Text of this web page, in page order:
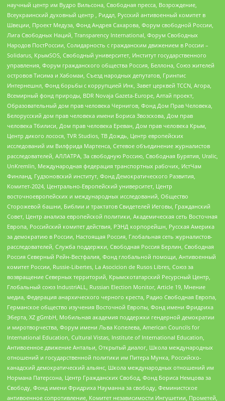
научный центр им Вудро Вильсона, Свободная пресса, Возрождение,
Всеукраинский духовный центр , Риддл, Русский антивоенный комитет в
Швеции, Проект Медуза, Фонд Андрея Сахарова, Форум свободной России,
Лига Свободных Наций, Transparеncy International, Форум Свободных
Народов ПостРоссии, Солидарность с гражданским движением в России –
Solidarus, КрымSOS, Свободный университет, Институт государственного
управления, Форум гражданского общества Россия, Беллона, Союз жителей
островов Тисима и Хабомаи, Съезд народных депутатов, Гринпис
Интернешнл, Фонд борьбы с коррупцией Инк, Завет церквей TCCN, Агора,
Всемирный фонд природы, BDR Novaja Gazeta-Europe, Алтай проект,
Образовательный дом прав человека Чернигов, Фонд Дом Прав Человека,
Белорусский дом прав человека имени Бориса Звозскова, Дом прав
человека Тбилиси, Дом прав человека Ереван, Дом прав человека Крым,
Центр дикого лосося, TVR Studios, ТВ Дождь, Центр европейских
исследований им Вилфрида Мартенса, Сетевое объединение журналистов
расследователей, АЛЛАТРА, За свободную Россию, Свободная Бурятия, Uralic,
UnKremlin, Международная федерация транспортных рабочих, ИстЧам
Финланд, Гудзоновский институт, Фонд Демократического Развития,
Комитет-2024, Центрально-Европейский университет, Центр
восточноевропейских и международных исследований, Общество
Сторожевой башни, Библии и трактатов Свидетелей Иеговы, Гражданский
Совет, Центр анализа европейской политики, Академическая сеть Восточная
Европа, Российский комитет действия, РЭНД корпорейшн, Русская Америка
за демократию в России, Настоящая Россия, Глобальная сеть журналистов-
расследователей, Служба поддержки, Свободная Россия Берлин, Свободная
Россия Северный Рейн-Вестфалия, Фонд глобальной помощи, Антивоенный
комитет России, Russie-Libertes, La Asocicion de Rusos Libres, Союз за
возвращение Северных территорий, Крымскотатарский Ресурсный Центр,
Глобальный союз IndustriALL, Russian Election Monitor, Article 19, Мнение
медиа, Федерация анархического черного креста, Радио Свободная Европа,
Германское общество изучения Восточной Европы, Фонд имени Фридриха
Эберта, XZ gGmbH, Мобильная академия поддержки гендерной демократии
и миротворчества, Форум имени Льва Копелева, American Councils for
International Education, Cultural Vistas, Institute of International Education,
Антивоенное движение Антальи, Открытый диалог, Школа международных
отношений и государственной политики им Питера Мунка, Российско-
канадский демократический альянс, Школа международных отношений им
Нормана Патерсона, Центр Гражданских Свобод, Фонд Бориса Немцова за
Свободу, Фонд имени Фридриха Науманна за свободу, Феминистское
антивоенное сопротивление, Комитет независимости Ингушетии, Прометей,